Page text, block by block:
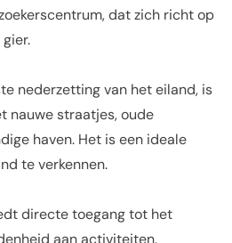
dat zich richt op
nederzetting van het eiland, is
nauwe straatjes, oude
haven. Het is een ideale
te verkennen.
directe toegang tot het
aan activiteiten.